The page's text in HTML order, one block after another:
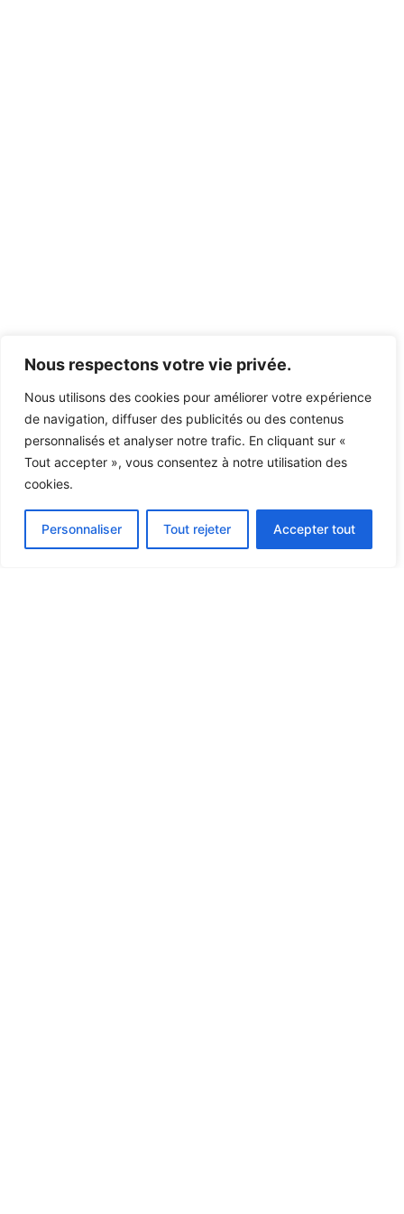
Nous respectons votre vie privée.
Nous utilisons des cookies pour améliorer votre expérience
de navigation, diffuser des publicités ou des contenus
personnalisés et analyser notre trafic. En cliquant sur «
Tout accepter », vous consentez à notre utilisation des
cookies.
Personnaliser Tout rejeter Accepter tout